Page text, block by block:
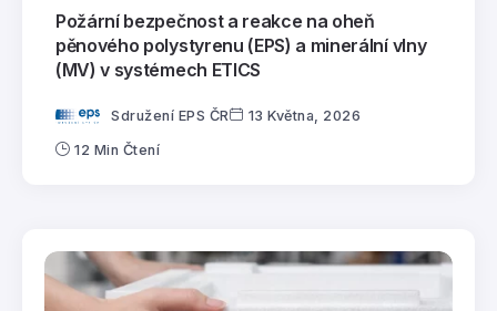
Požární bezpečnost a reakce na oheň
pěnového polystyrenu (EPS) a minerální vlny
(MV) v systémech ETICS
Sdružení EPS ČR 13 Května, 2026
12 Min Čtení